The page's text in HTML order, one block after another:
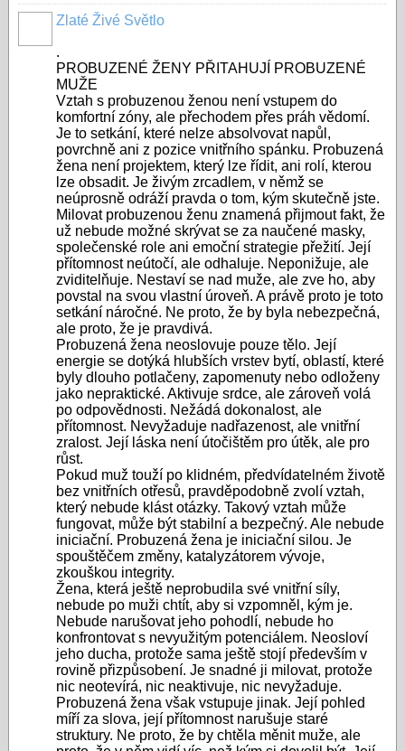
Zlaté Živé Světlo
.
PROBUZENÉ ŽENY PŘITAHUJÍ PROBUZENÉ
MUŽE
Vztah s probuzenou ženou není vstupem do
komfortní zóny, ale přechodem přes práh vědomí.
Je to setkání, které nelze absolvovat napůl,
povrchně ani z pozice vnitřního spánku. Probuzená
žena není projektem, který lze řídit, ani rolí, kterou
lze obsadit. Je živým zrcadlem, v němž se
neúprosně odráží pravda o tom, kým skutečně jste.
Milovat probuzenou ženu znamená přijmout fakt, že
už nebude možné skrývat se za naučené masky,
společenské role ani emoční strategie přežití. Její
přítomnost neútočí, ale odhaluje. Neponižuje, ale
zviditelňuje. Nestaví se nad muže, ale zve ho, aby
povstal na svou vlastní úroveň. A právě proto je toto
setkání náročné. Ne proto, že by byla nebezpečná,
ale proto, že je pravdivá.
Probuzená žena neoslovuje pouze tělo. Její
energie se dotýká hlubších vrstev bytí, oblastí, které
byly dlouho potlačeny, zapomenuty nebo odloženy
jako nepraktické. Aktivuje srdce, ale zároveň volá
po odpovědnosti. Nežádá dokonalost, ale
přítomnost. Nevyžaduje nadřazenost, ale vnitřní
zralost. Její láska není útočištěm pro útěk, ale pro
růst.
Pokud muž touží po klidném, předvídatelném životě
bez vnitřních otřesů, pravděpodobně zvolí vztah,
který nebude klást otázky. Takový vztah může
fungovat, může být stabilní a bezpečný. Ale nebude
iniciační. Probuzená žena je iniciační silou. Je
spouštěčem změny, katalyzátorem vývoje,
zkouškou integrity.
Žena, která ještě neprobudila své vnitřní síly,
nebude po muži chtít, aby si vzpomněl, kým je.
Nebude narušovat jeho pohodlí, nebude ho
konfrontovat s nevyužitým potenciálem. Neosloví
jeho ducha, protože sama ještě stojí především v
rovině přizpůsobení. Je snadné ji milovat, protože
nic neotevírá, nic neaktivuje, nic nevyžaduje.
Probuzená žena však vstupuje jinak. Její pohled
míří za slova, její přítomnost narušuje staré
struktury. Ne proto, že by chtěla měnit muže, ale